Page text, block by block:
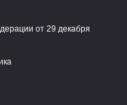
от 29 декабря